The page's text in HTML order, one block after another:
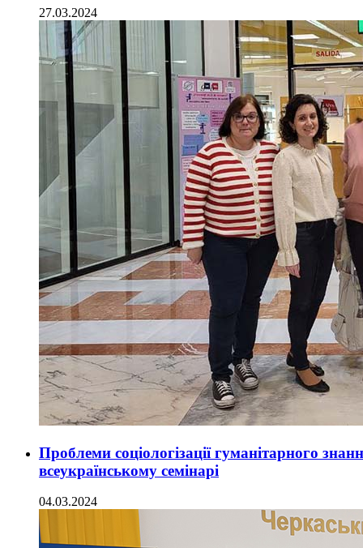
27.03.2024
Проблеми соціологізації гуманітарного
всеукраїнському семінарі
04.03.2024